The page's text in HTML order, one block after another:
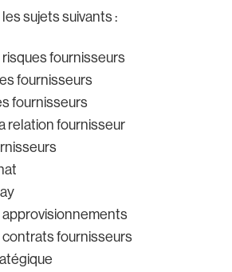
sujets suivants :
fournisseurs
fournisseurs
fournisseurs
relation fournisseur
fournisseurs